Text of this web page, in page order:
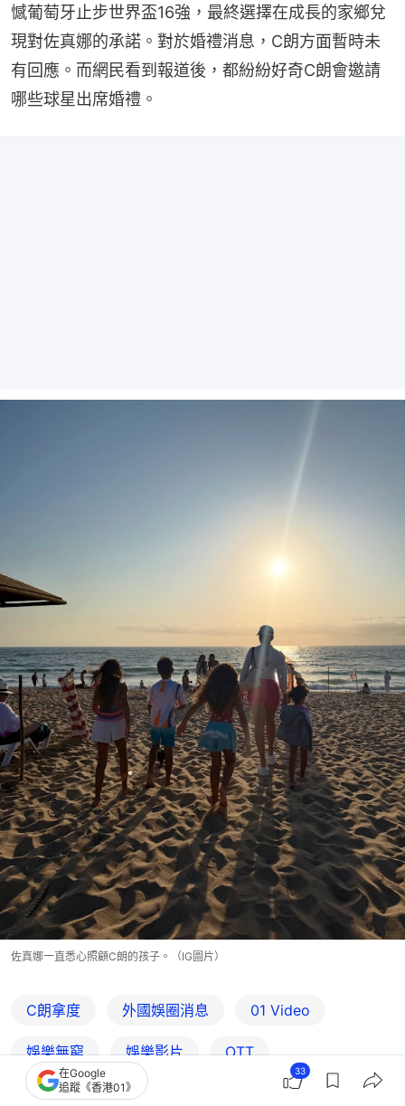
憾葡萄牙止步世界盃16強，最終選擇在成長的家鄉兌
現對佐真娜的承諾。對於婚禮消息，C朗方面暫時未
有回應。而網民看到報道後，都紛紛好奇C朗會邀請
哪些球星出席婚禮。
佐真娜一直悉心照顧C朗的孩子。（IG圖片）
C朗拿度 外國娛圈消息 01 Video
娛樂無窮 娛樂影片 OTT
01‌ ‌Video‌ ‌OTT
在Google
追蹤《香港01》
33